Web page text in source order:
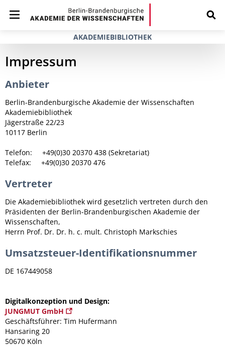
AKADEMIEBIBLIOTHEK
Impressum
Anbieter
Berlin-Brandenburgische Akademie der Wissenschaften
Akademiebibliothek
Jägerstraße 22/23
10117 Berlin
Telefon: +49(0)30 20370 438 (Sekretariat)
Telefax: +49(0)30 20370 476
Vertreter
Die Akademiebibliothek wird gesetzlich vertreten durch den
Präsidenten der Berlin-Brandenburgischen Akademie der
Wissenschaften,
Herrn Prof. Dr. Dr. h. c. mult. Christoph Markschies
Umsatzsteuer-Identifikationsnummer
DE 167449058
Digitalkonzeption und Design:
JUNGMUT GmbH
Geschäftsführer: Tim Hufermann
Hansaring 20
50670 Köln